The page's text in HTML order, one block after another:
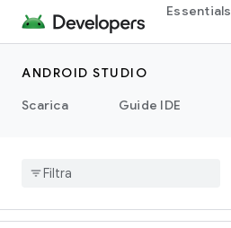
Essentials
ANDROID STUDIO
Scarica
Guide IDE